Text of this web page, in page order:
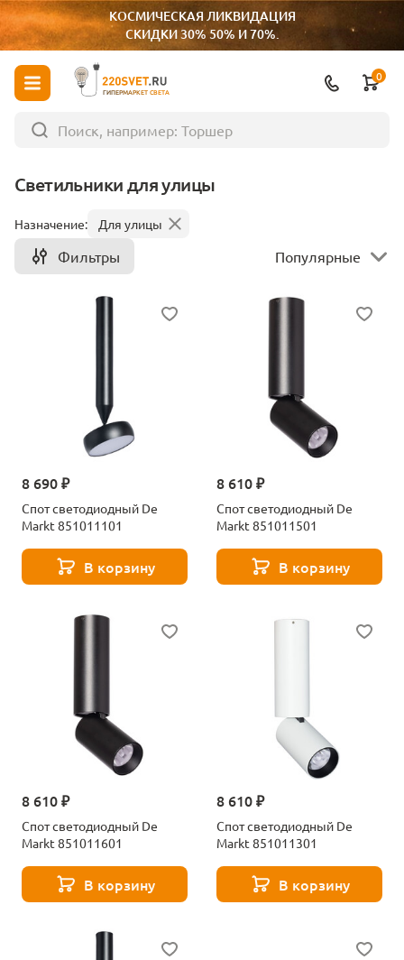
КОСМИЧЕСКАЯ ЛИКВИДАЦИЯ
СКИДКИ 30% 50% И 70%.
ГИПЕРМАРКЕТ СВЕТА
0
Светильники для улицы
Назначение: Для улицы
Фильтры Популярные
8 690 ₽
Спот светодиодный De
Markt 851011101
В корзину
8 610 ₽
Спот светодиодный De
Markt 851011501
В корзину
8 610 ₽
Спот светодиодный De
Markt 851011601
В корзину
8 610 ₽
Спот светодиодный De
Markt 851011301
В корзину